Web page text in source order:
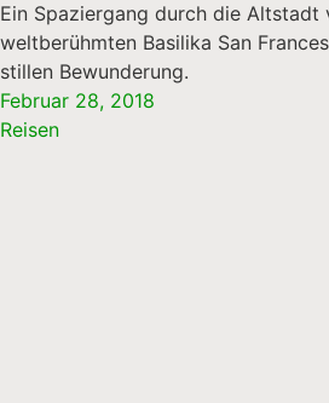
Ein Spaziergang durch die Altstadt
weltberühmten Basilika San
stillen Bewunderung.
Februar 28, 2018
Reisen